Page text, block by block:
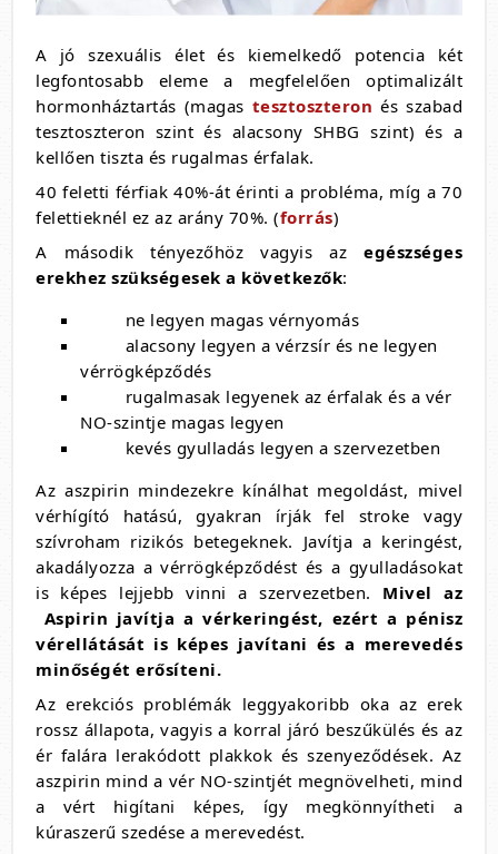
A jó szexuális élet és kiemelkedő potencia két
legfontosabb eleme a megfelelően optimalizált
hormonháztartás (magas tesztoszteron és szabad
tesztoszteron szint és alacsony SHBG szint) és a
kellően tiszta és rugalmas érfalak.
40 feletti férfiak 40%-át érinti a probléma, míg a 70
felettieknél ez az arány 70%. (forrás)
A második tényezőhöz vagyis az egészséges
erekhez szükségesek a következők:
ne legyen magas vérnyomás
alacsony legyen a vérzsír és ne legyen
vérrögképződés
rugalmasak legyenek az érfalak és a vér
NO-szintje magas legyen
kevés gyulladás legyen a szervezetben
Az aszpirin mindezekre kínálhat megoldást, mivel
vérhígító hatású, gyakran írják fel stroke vagy
szívroham rizikós betegeknek. Javítja a keringést,
akadályozza a vérrögképződést és a gyulladásokat
is képes lejjebb vinni a szervezetben. Mivel az
Aspirin javítja a vérkeringést, ezért a pénisz
vérellátását is képes javítani és a merevedés
minőségét erősíteni.
Az erekciós problémák leggyakoribb oka az erek
rossz állapota, vagyis a korral járó beszűkülés és az
ér falára lerakódott plakkok és szenyeződések. Az
aszpirin mind a vér NO-szintjét megnövelheti, mind
a vért higítani képes, így megkönnyítheti a
kúraszerű szedése a merevedést.